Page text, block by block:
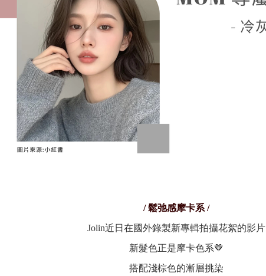
/ 鬆弛感摩卡系 /
Jolin近日在國外錄製新專輯拍攝花絮的影片
新髮色正是摩卡色系🤎
搭配淺棕色的漸層挑染